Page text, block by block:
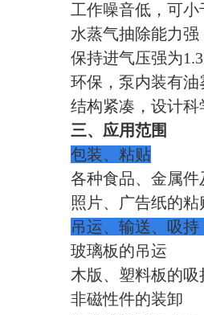
工作噪音低，可小
水蒸气抽除能力强
保持进气压强为
环保，泵内装有油
结构紧凑，设计
三、应用范围
包装、粘贴
各种食品、金属
照片、广告纸的粘
吊运、输送、吸持
玻璃板的吊运
木版、塑料板的吸
非磁性件的装卸